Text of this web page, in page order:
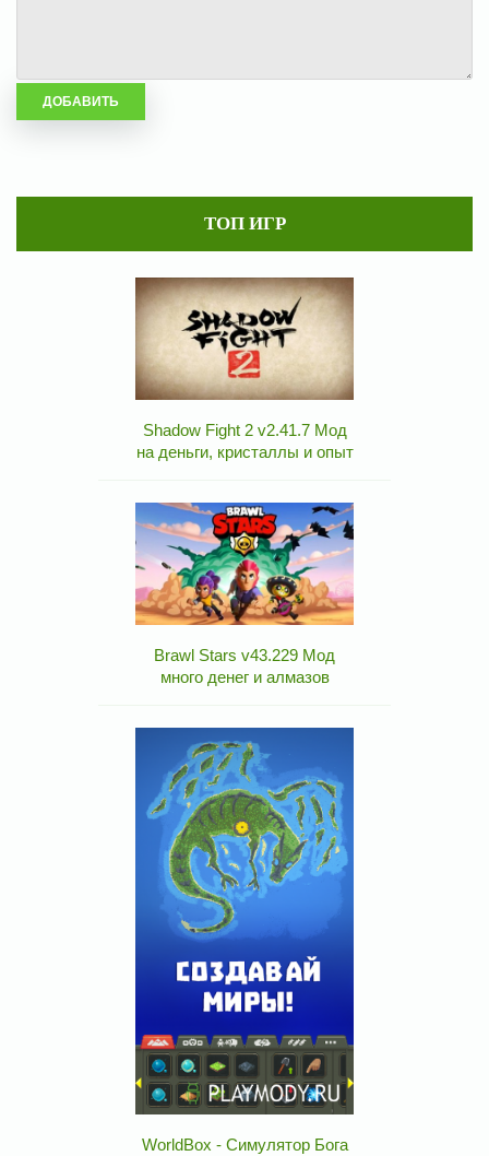
ТОП ИГР
Shadow Fight 2 v2.41.7 Мод
на деньги, кристаллы и опыт
Brawl Stars v43.229 Мод
много денег и алмазов
WorldBox - Симулятор Бога